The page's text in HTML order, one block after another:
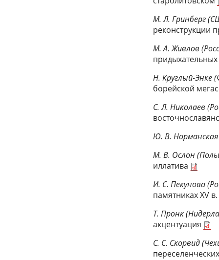
М. Л. Гринберг
реконструкции
М. А. Живлов
Н. Круглый-Энке
борейской
С. Л. Николаев
Ю. В. Норманская
М. В. Ослон
иллатива
И. С. Пекунова
памятниках XV
Т. Пронк
акцентуация
С. С. Скорвид